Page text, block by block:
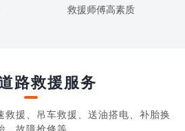
救援师傅高素质
路救援服务
救援、吊车救援、送油搭电、补胎换
，故障抢修等